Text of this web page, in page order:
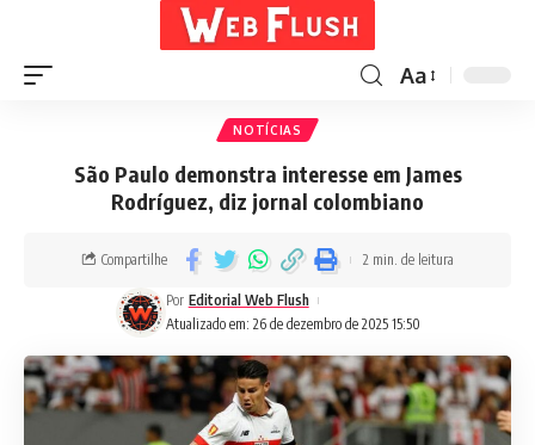
Aa
NOTÍCIAS
São Paulo demonstra interesse em James
Rodríguez, diz jornal colombiano
Atualizado em: 26 de dezembro de 2025 15:50
Por Editorial Web Flush
Compartilhe 2 min. de leitura